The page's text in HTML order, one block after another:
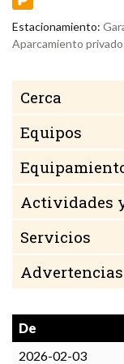
Estacionamiento:
Aparcamiento
Cerca
Equipos
Actividades
Servicios
Advertencias
De
2026-02-03